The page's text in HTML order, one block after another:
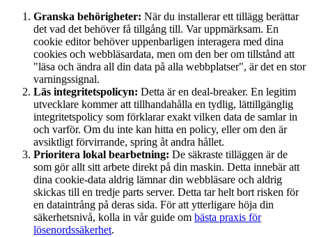
Granska behörigheter: När du installerar ett tillägg berättar
det vad det behöver få tillgång till. Var uppmärksam. En
cookie editor behöver uppenbarligen interagera med dina
cookies och webbläsardata, men om den ber om tillstånd att
"läsa och ändra all din data på alla webbplatser", är det en stor
varningssignal.
Läs integritetspolicyn: Detta är en deal-breaker. En legitim
utvecklare kommer att tillhandahålla en tydlig, lättillgänglig
integritetspolicy som förklarar exakt vilken data de samlar in
och varför. Om du inte kan hitta en policy, eller om den är
avsiktligt förvirrande, spring åt andra hållet.
Prioritera lokal bearbetning: De säkraste tilläggen är de
som gör allt sitt arbete direkt på din maskin. Detta innebär att
dina cookie-data aldrig lämnar din webbläsare och aldrig
skickas till en tredje parts server. Detta tar helt bort risken för
en dataintrång på deras sida. För att ytterligare höja din
säkerhetsnivå, kolla in vår guide om bästa praxis för
lösenordssäkerhet.